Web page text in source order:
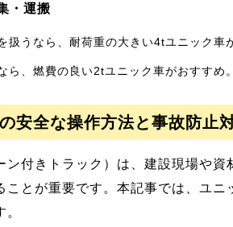
・運搬
扱うなら、耐荷重の大きい4tユニック車
ら、燃費の良い2tユニック車がおすすめ。
安全な操作方法と事故防止
ン付きトラック）は、建設現場や
ことが重要です。本記事では、ユ